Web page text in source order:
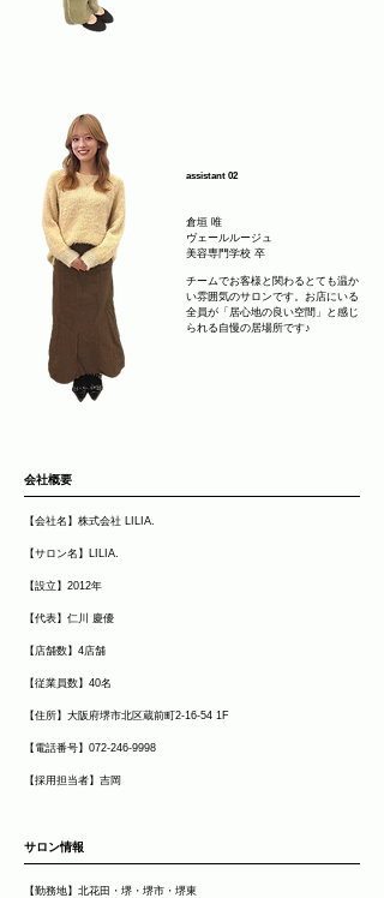
assistant 02
倉垣 唯
ヴェールルージュ
美容専門学校 卒
チームでお客様と関わるとても温か
い雰囲気のサロンです。お店にいる
全員が「居心地の良い空間」と感じ
られる自慢の居場所です♪
会社概要
【会社名】株式会社 LILIA.
【サロン名】LILIA.
【設立】2012年
【代表】仁川 慶優
【店舗数】4店舗
【従業員数】40名
【住所】大阪府堺市北区蔵前町2-16-54 1F
【電話番号】072-246-9998
【採用担当者】吉岡
​サロン情報
【勤務地】北花田・堺・堺市・堺東